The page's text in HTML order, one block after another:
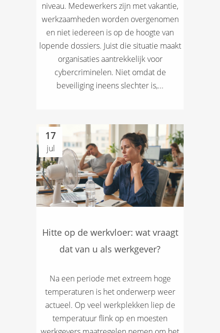
niveau. Medewerkers zijn met vakantie,
werkzaamheden worden overgenomen
en niet iedereen is op de hoogte van
lopende dossiers. Juist die situatie maakt
organisaties aantrekkelijk voor
cybercriminelen. Niet omdat de
beveiliging ineens slechter is,...
17
jul
Hitte op de werkvloer: wat vraagt
dat van u als werkgever?
Na een periode met extreem hoge
temperaturen is het onderwerp weer
actueel. Op veel werkplekken liep de
temperatuur flink op en moesten